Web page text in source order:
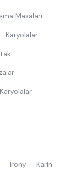
Masaları
Karyolalar
Irony Karin